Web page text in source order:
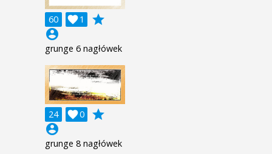
60 1

grade
account_circle
grunge 6 nagłówek
24 0

grade
account_circle
grunge 8 nagłówek